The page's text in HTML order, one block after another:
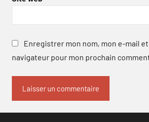
Enregistrer mon nom, mon e-mail
navigateur pour mon prochain